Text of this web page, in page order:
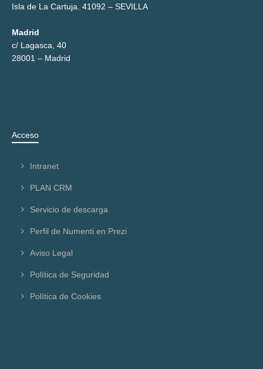
Isla de La Cartuja. 41092 – SEVILLA
Madrid
c/ Lagasca, 40
28001 – Madrid
Acceso
Intranet
PLAN CRM
Servicio de descarga
Perfil de Numenti en Prezi
Aviso Legal
Política de Seguridad
Política de Cookies